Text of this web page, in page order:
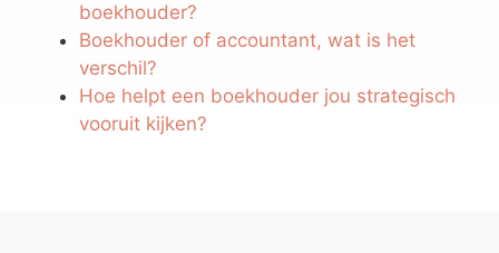
boekhouder?
Boekhouder of accountant, wat is het
verschil?
Hoe helpt een boekhouder jou strategisch
vooruit kijken?